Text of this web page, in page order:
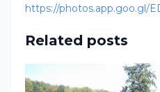
https://photos.app.goo.gl/
Related posts